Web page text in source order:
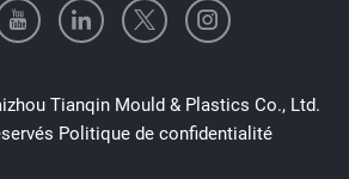
Tianqin Mould & Plastics Co., Ltd.
Politique de confidentialité